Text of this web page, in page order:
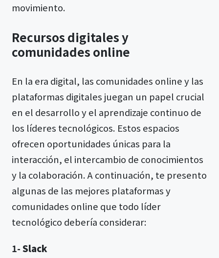
movimiento.
Recursos digitales y
comunidades online
En la era digital, las comunidades online y las
plataformas digitales juegan un papel crucial
en el desarrollo y el aprendizaje continuo de
los líderes tecnológicos. Estos espacios
ofrecen oportunidades únicas para la
interacción, el intercambio de conocimientos
y la colaboración. A continuación, te presento
algunas de las mejores plataformas y
comunidades online que todo líder
tecnológico debería considerar:
1-Slack